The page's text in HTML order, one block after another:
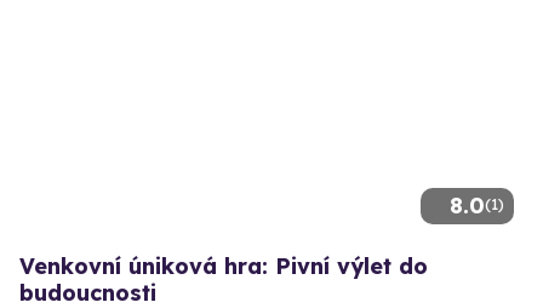
8.0(1)
Venkovní úniková hra: Pivní výlet do
budoucnosti